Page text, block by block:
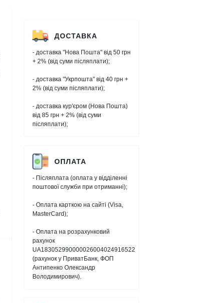
ДОСТАВКА
- доставка "Нова Пошта" від 50 грн
+ 2% (від суми післяплати);
- доставка "Укрпошта" від 40 грн +
2% (від суми післяплати);
- доставка кур'єром (Нова Пошта)
від 85 грн + 2% (від суми
післяплати);
ОПЛАТА
- Післяплата (оплата у відділенні
поштової служби при отриманні);
- Оплата карткою на сайті (Visa,
MasterCard);
- Оплата на розрахунковий
рахунок
UA183052990000026004024916522
(рахунок у ПриватБанк, ФОП
Антипенко Олександр
Володимирович).